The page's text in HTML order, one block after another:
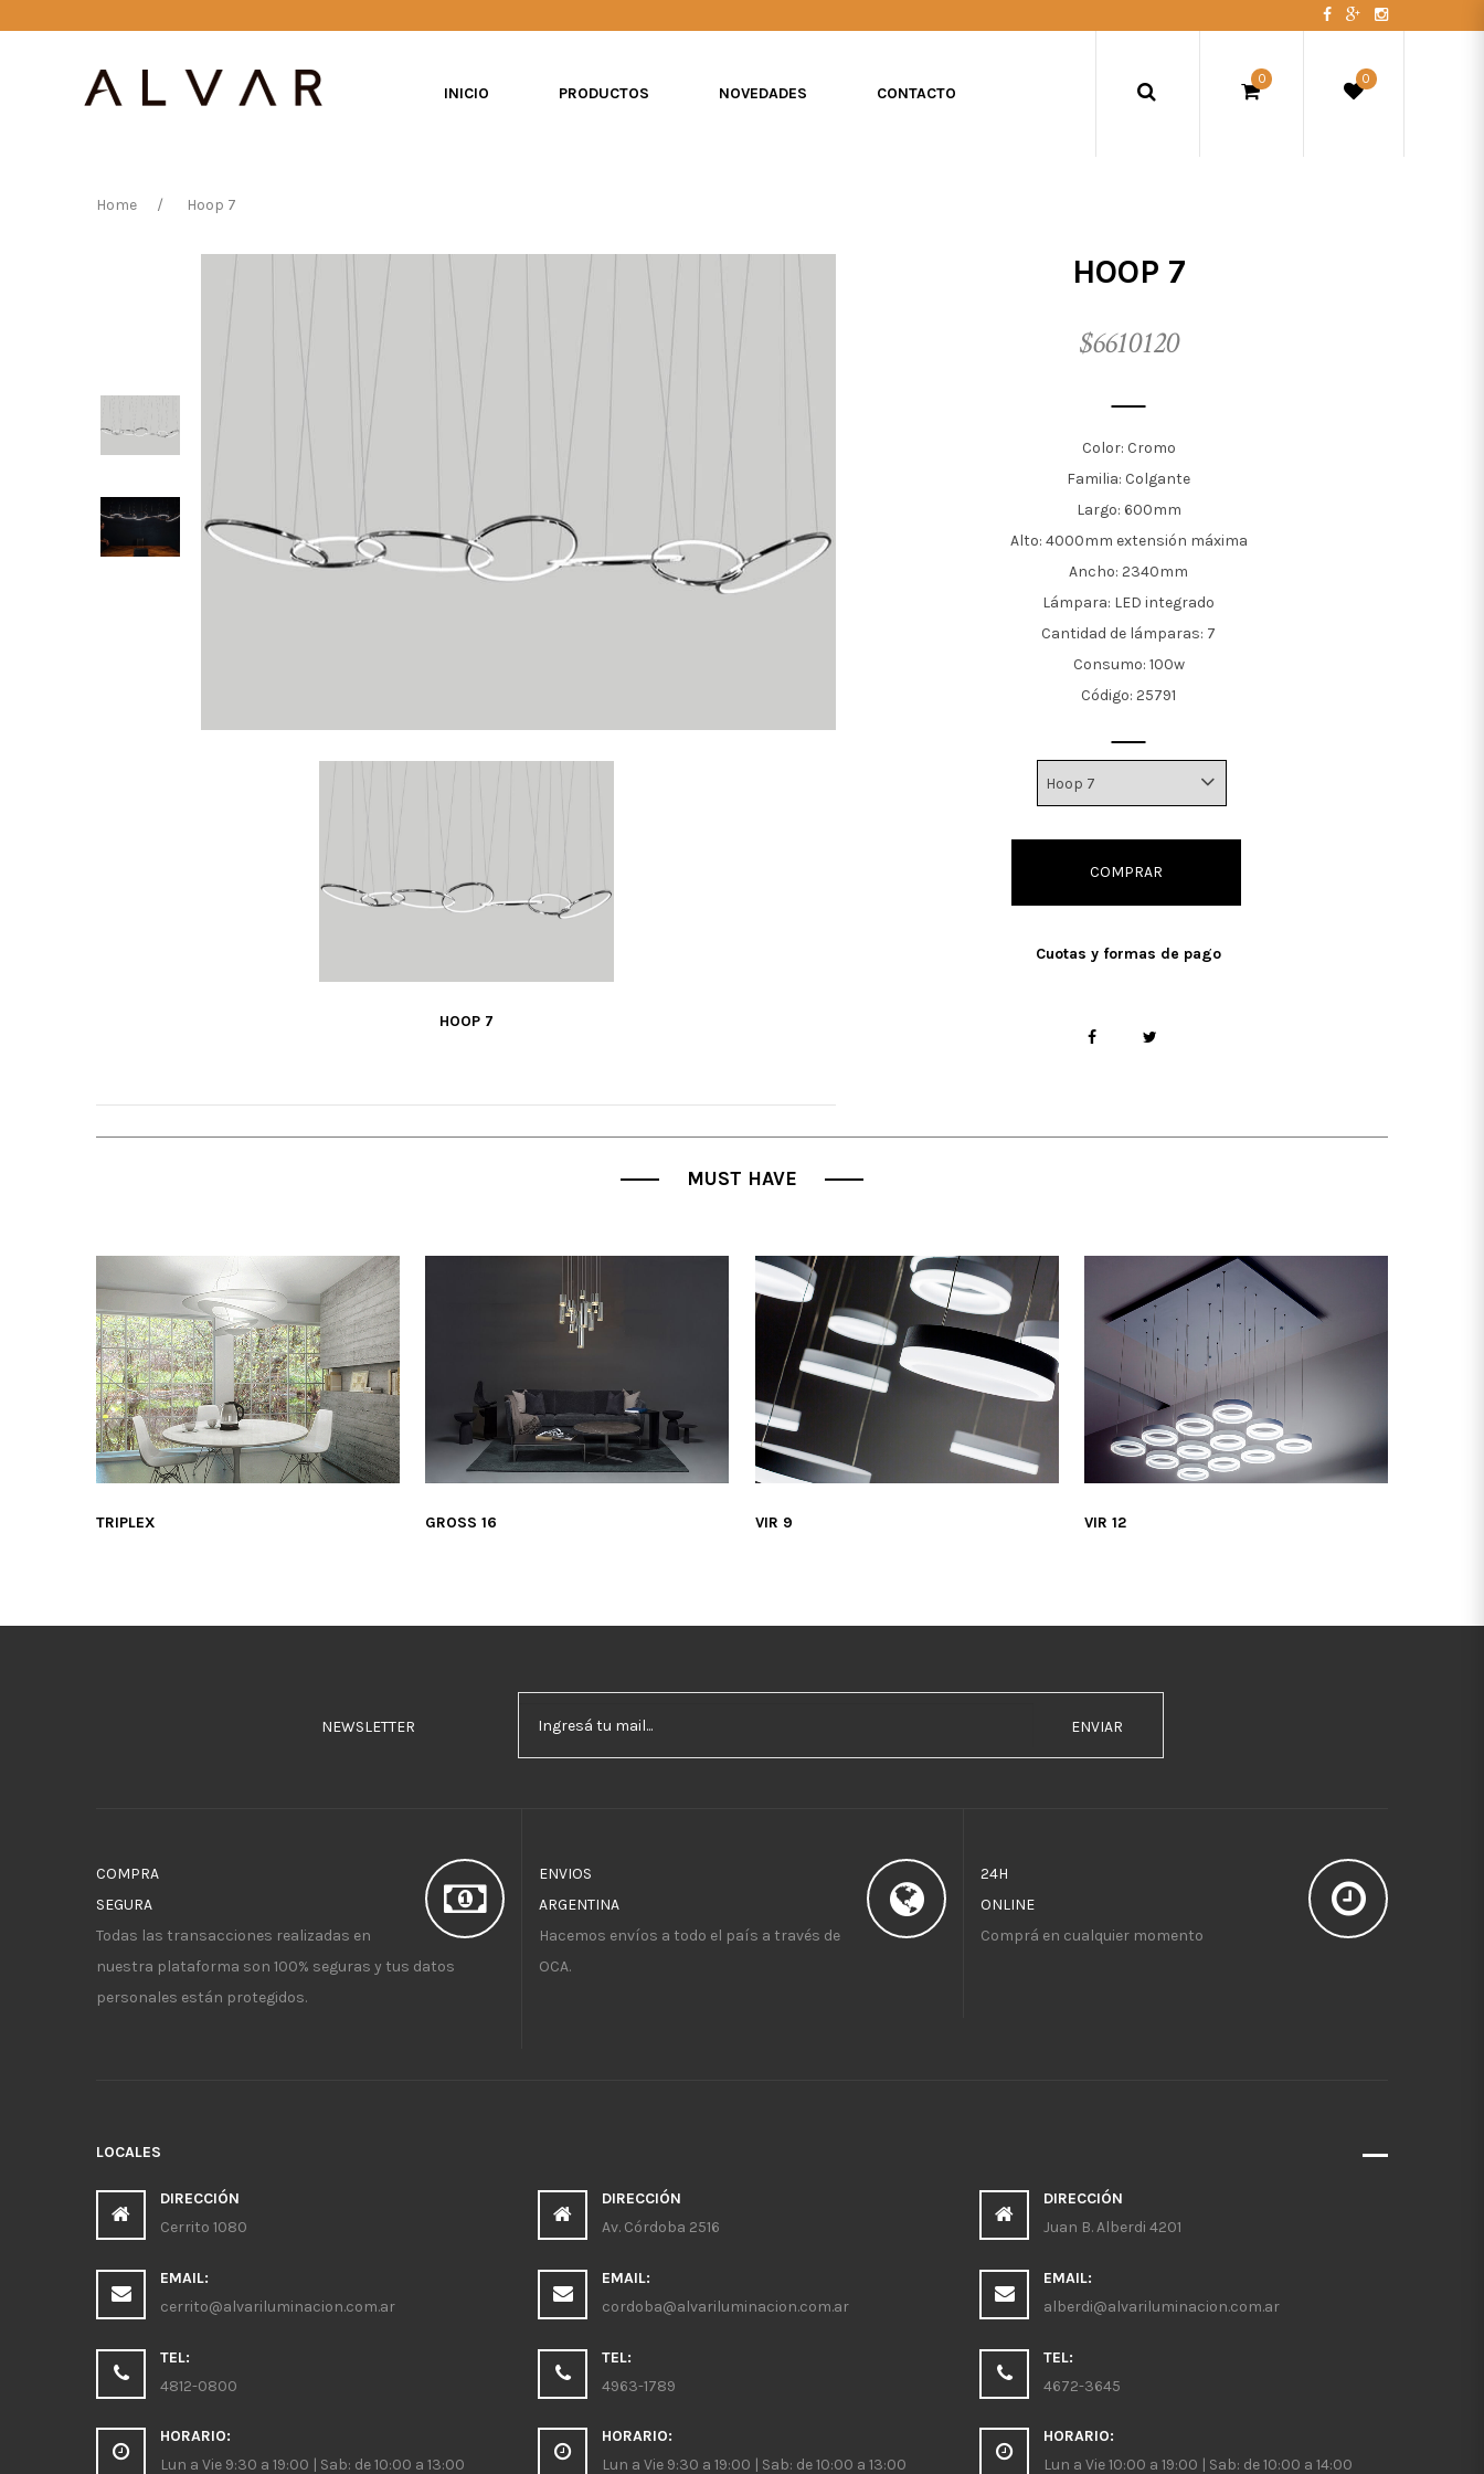
INICIO PRODUCTOS NOVEDADES CONTACTO
0 0
Home Hoop 7
HOOP 7
VER MÁS
HOOP 7
$6610120
Color: Cromo
Familia: Colgante
Largo: 600mm
Alto: 4000mm extensión máxima
Ancho: 2340mm
Lámpara: LED integrado
Cantidad de lámparas: 7
Consumo: 100w
Código: 25791
COMPRAR
Cuotas y formas de pago
MUST HAVE
TRIPLEX GROSS 16 VIR 9 VIR 12
NEWSLETTER ENVIAR
COMPRA
SEGURA
Todas las transacciones realizadas en
nuestra plataforma son 100% seguras y tus datos
personales están protegidos.
ENVIOS
ARGENTINA
Hacemos envíos a todo el país a través de
OCA.
24H
ONLINE
Comprá en cualquier momento
LOCALES
DIRECCIÓN
Cerrito 1080
EMAIL:
cerrito@alvariluminacion.com.ar
TEL:
4812-0800
HORARIO:
Lun a Vie 9:30 a 19:00 | Sab: de 10:00 a 13:00
DIRECCIÓN
Av. Córdoba 2516
EMAIL:
cordoba@alvariluminacion.com.ar
TEL:
4963-1789
HORARIO:
Lun a Vie 9:30 a 19:00 | Sab: de 10:00 a 13:00
DIRECCIÓN
Juan B. Alberdi 4201
EMAIL:
alberdi@alvariluminacion.com.ar
TEL:
4672-3645
HORARIO:
Lun a Vie 10:00 a 19:00 | Sab: de 10:00 a 14:00